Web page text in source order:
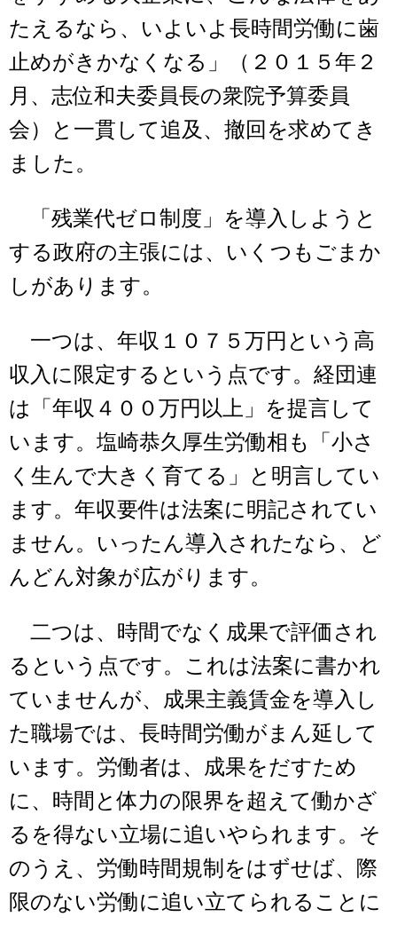
たえるなら、いよいよ長時間労働に歯
止めがきかなくなる」（２０１５年２
月、志位和夫委員長の衆院予算委員
会）と一貫して追及、撤回を求めてき
ました。
「残業代ゼロ制度」を導入しようと
する政府の主張には、いくつもごまか
しがあります。
一つは、年収１０７５万円という高
収入に限定するという点です。経団連
は「年収４００万円以上」を提言して
います。塩崎恭久厚生労働相も「小さ
く生んで大きく育てる」と明言してい
ます。年収要件は法案に明記されてい
ません。いったん導入されたなら、ど
んどん対象が広がります。
二つは、時間でなく成果で評価され
るという点です。これは法案に書かれ
ていませんが、成果主義賃金を導入し
た職場では、長時間労働がまん延して
います。労働者は、成果をだすため
に、時間と体力の限界を超えて働かざ
るを得ない立場に追いやられます。そ
のうえ、労働時間規制をはずせば、際
限のない労働に追い立てられることに